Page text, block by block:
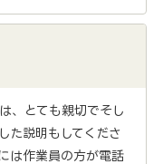
、とても親切でそし
た説明もしてくださ
は作業員の方が電話